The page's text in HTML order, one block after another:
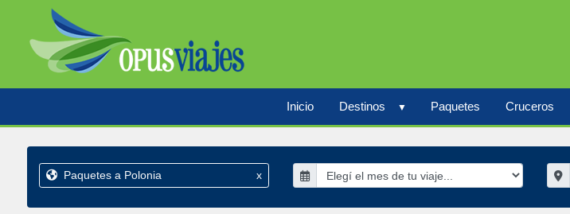
Inicio Destinos Paquetes Cruceros
Paquetes a Polonia x